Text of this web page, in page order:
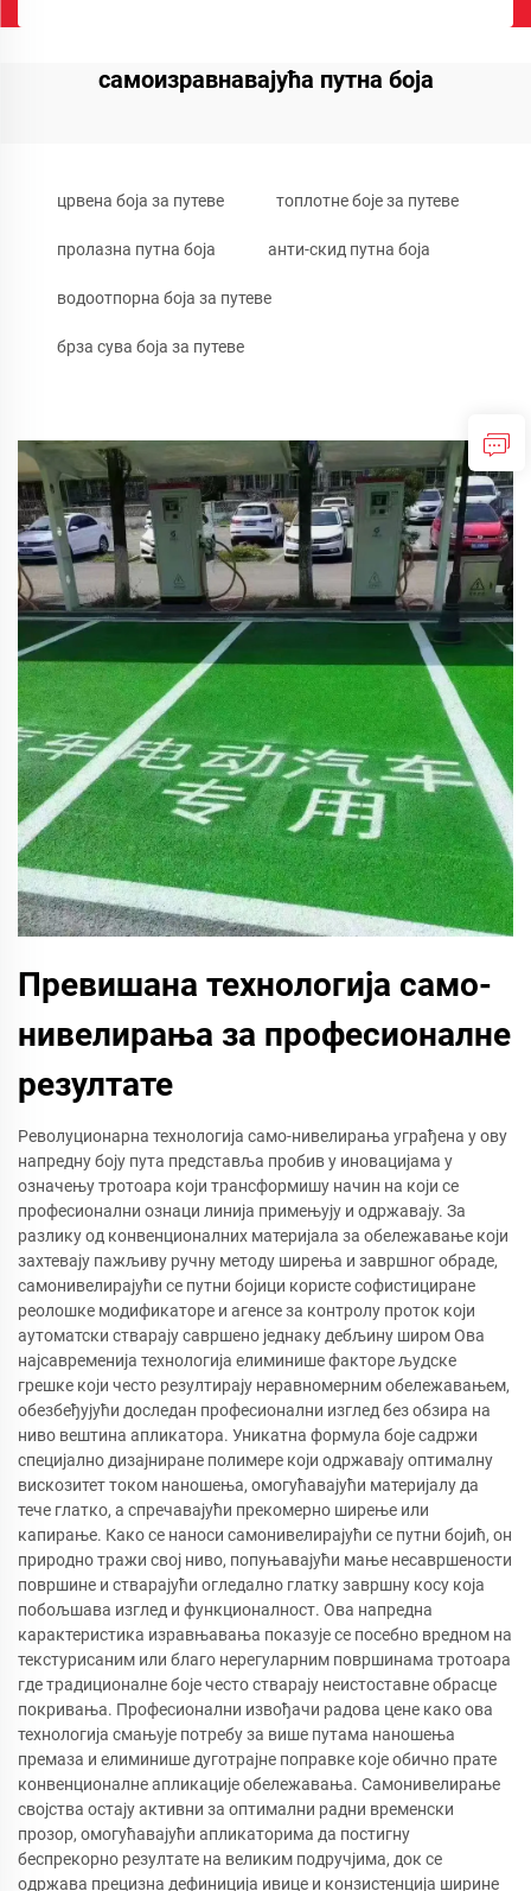
самоизравнавајућа путна боја
црвена боја за путеве топлотне боје за путеве
пролазна путна боја анти-скид путна боја
водоотпорна боја за путеве
брза сува боја за путеве
Превишана технологија само-
нивелирања за професионалне
резултате
Револуционарна технологија само-нивелирања уграђена у ову
напредну боју пута представља пробив у иновацијама у
означењу тротоара који трансформишу начин на који се
професионални ознаци линија примењују и одржавају. За
разлику од конвенционалних материјала за обележавање који
захтевају пажљиву ручну методу ширења и завршног обраде,
самонивелирајући се путни бојици користе софистициране
реолошке модификаторе и агенсе за контролу проток који
аутоматски стварају савршено једнаку дебљину широм Ова
најсавременија технологија елиминише факторе људске
грешке који често резултирају неравномерним обележавањем,
обезбеђујући доследан професионални изглед без обзира на
ниво вештина апликатора. Уникатна формула боје садржи
специјално дизајниране полимере који одржавају оптималну
вискозитет током наношења, омогућавајући материјалу да
тече глатко, а спречавајући прекомерно ширење или
капирање. Како се наноси самонивелирајући се путни бојић, он
природно тражи свој ниво, попуњавајући мање несавршености
површине и стварајући огледално глатку завршну косу која
побољшава изглед и функционалност. Ова напредна
карактеристика изравњавања показује се посебно вредном на
текстурисаним или благо нерегуларним површинама тротоара
где традиционалне боје често стварају неистоставне обрасце
покривања. Професионални извођачи радова цене како ова
технологија смањује потребу за више путама наношења
премаза и елиминише дуготрајне поправке које обично прате
конвенционалне апликације обележавања. Самонивелирање
својства остају активни за оптимални радни временски
прозор, омогућавајући апликаторима да постигну
беспрекорно резултате на великим подручјима, док се
одржава прецизна дефиниција ивице и конзистенција ширине